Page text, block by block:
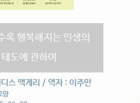
록 행복해지는 인생의
태도에 관하여
스 맥게리 / 역자 : 이주만
양